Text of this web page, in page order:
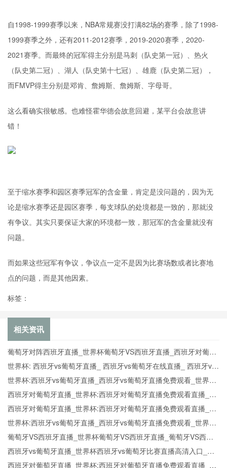
自1998-1999赛季以来，NBA常规赛没打满82场的赛季，除了1998-
1999赛季之外，还有2011-2012赛季，2019-2020赛季，2020-
2021赛季。而最终的冠军得主分别是马刺（队史第一冠）、热火
（队史第二冠）、湖人（队史第十七冠）、雄鹿（队史第二冠），
而FMVP得主分别是邓肯、詹姆斯、詹姆斯、字母哥。
这么看确实很敏感。也难怪霍华德会故意回避，某平台会故意讲
错！
至于缩水赛季和园区赛季冠军的含金量，肯定是没问题的，因为无
论是缩水赛季还是园区赛季，每支球队的处境都是一致的，那就没
有争议。其实只要保证大家的环境都一致，那冠军的含金量就没有
问题。
而如果这些冠军有争议，争议点一定不是因为比赛场数或者比赛地
点的问题，而是其他因素。
标签：
相关资讯
葡萄牙对阵西班牙直播_世界杯葡萄牙VS西班牙直播_西班牙对葡萄
牙比赛直播在线无插件观看
世界杯: 西班牙vs葡萄牙直播_ 西班牙vs葡萄牙在线直播_ 西班牙vs
葡萄牙CCTV5直播入口-24直播网
世界杯:西班牙vs葡萄牙直播_西班牙vs葡萄牙直播免费观看_世界杯
今日西班牙vs葡萄牙直播在线观看高清视频直播
西班牙对葡萄牙直播_世界杯:西班牙对葡萄牙直播免费观看直播_世
界杯西班牙对葡萄牙直播在线观看高清无插件
西班牙对葡萄牙直播_世界杯:西班牙对葡萄牙直播免费观看直播_世
界杯西班牙对葡萄牙直播在线观看高清无插件
世界杯:西班牙vs葡萄牙直播_西班牙vs葡萄牙直播免费观看_世界杯
今日西班牙vs葡萄牙直播在线观看高清视频直播
葡萄牙VS西班牙直播_世界杯葡萄牙VS西班牙直播_葡萄牙VS西班
牙在线高清直播
西班牙vs葡萄牙直播_世界杯西班牙vs葡萄牙比赛直播高清入口_西
班牙vs葡萄牙预测分析直播
西班牙对葡萄牙直播_世界杯:西班牙对葡萄牙直播免费观看直播_世